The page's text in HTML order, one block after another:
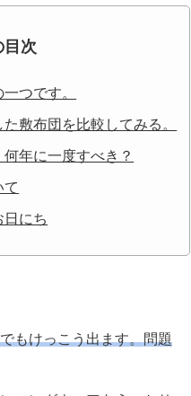
目次
つです。
敷布団を比較してみる。
年に一度すべき？
て
日にち
もけっこう出ます。問題